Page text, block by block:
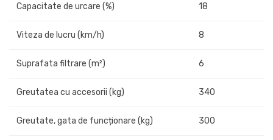
Capacitate de urcare (%) 18
Viteza de lucru (km/h) 8
Suprafata filtrare (m²) 6
Greutatea cu accesorii (kg) 340
Greutate, gata de funcționare (kg) 300